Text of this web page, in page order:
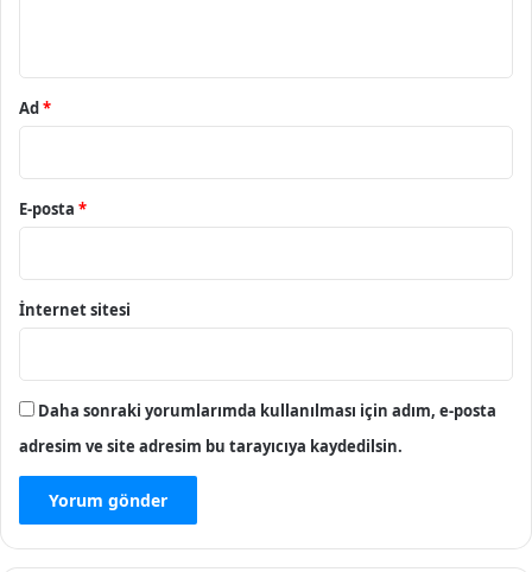
Ad*
E-posta *
İnternet sitesi
Daha sonraki yorumlarımda kullanılması için adım, e-posta
adresim ve site adresim bu tarayıcıya kaydedilsin.